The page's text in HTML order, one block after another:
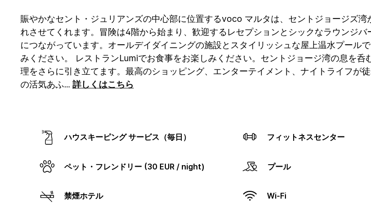
ー
を
読
む.
同
じ
ペ
ー
ジ
の
賑やかなセント・ジュリアンズの中心部に位置するvoco マルタは、セントジョージズ
れさせてくれます。冒険は4階から始まり、歓迎するレセプションとシックなラウンジ
につながっています。オールデイダイニングの施設とスタイリッシュな屋上温水プール
みください。
レストランLumiでお食事をお楽しみください。セントジョージ湾の息を
理をさらに引き立てます。最高のショッピング、エンターテイメント、ナイトライフが
の活気あふ... 詳しくはこちら
ハウスキーピング サービス（毎日） フィットネスセンター
ペット・フレンドリー (30 EUR / night) プール
禁煙ホテル Wi-Fi